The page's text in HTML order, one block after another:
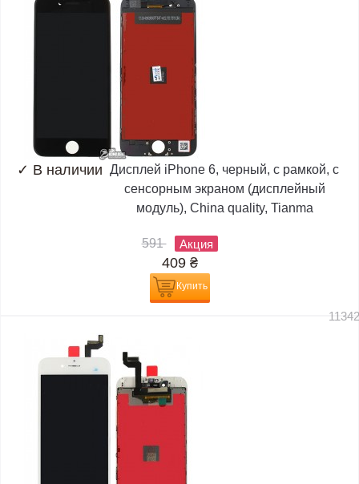
✓ В наличии Дисплей iPhone 6, черный, с рамкой, с
сенсорным экраном (дисплейный
модуль), China quality, Tianma
591 Акция
409 ₴
Купить